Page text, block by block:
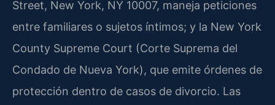
Street, New York, NY 10007, maneja peticiones
entre familiares o sujetos íntimos; y la New York
County Supreme Court (Corte Suprema del
Condado de Nueva York), que emite órdenes de
protección dentro de casos de divorcio. Las